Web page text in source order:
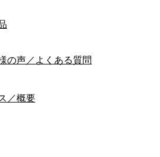
の声／よくある質問
／概要